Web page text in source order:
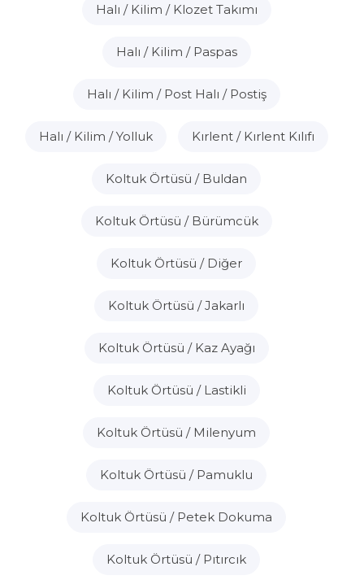
Halı / Kilim / Klozet Takımı
Halı / Kilim / Paspas
Halı / Kilim / Post Halı / Postiş
Halı / Kilim / Yolluk Kırlent / Kırlent Kılıfı
Koltuk Örtüsü / Buldan
Koltuk Örtüsü / Bürümcük
Koltuk Örtüsü / Diğer
Koltuk Örtüsü / Jakarlı
Koltuk Örtüsü / Kaz Ayağı
Koltuk Örtüsü / Lastikli
Koltuk Örtüsü / Milenyum
Koltuk Örtüsü / Pamuklu
Koltuk Örtüsü / Petek Dokuma
Koltuk Örtüsü / Pıtırcık